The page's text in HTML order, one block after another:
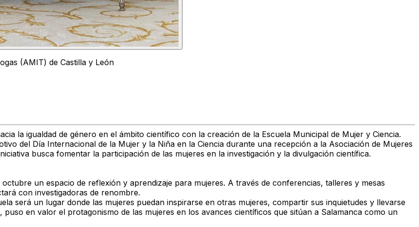
(AMIT) de Castilla y León
la igualdad de género en el ámbito científico con la creación de la Escuela Municipal de Mujer y Ciencia.
del Día Internacional de la Mujer y la Niña en la Ciencia durante una recepción a la Asociación de Mujeres
busca fomentar la participación de las mujeres en la investigación y la divulgación científica.
un espacio de reflexión y aprendizaje para mujeres. A través de conferencias, talleres y mesas
con investigadoras de renombre.
será un lugar donde las mujeres puedan inspirarse en otras mujeres, compartir sus inquietudes y llevarse
en valor el protagonismo de las mujeres en los avances científicos que sitúan a Salamanca como un